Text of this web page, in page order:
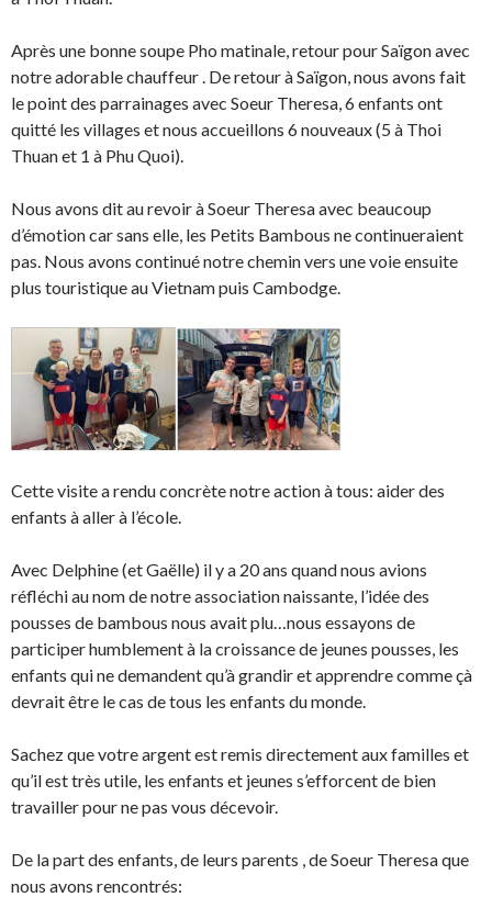
Après une bonne soupe Pho matinale, retour pour Saïgon avec
notre adorable chauffeur . De retour à Saïgon, nous avons fait
le point des parrainages avec Soeur Theresa, 6 enfants ont
quitté les villages et nous accueillons 6 nouveaux (5 à Thoi
Thuan et 1 à Phu Quoi).
Nous avons dit au revoir à Soeur Theresa avec beaucoup
d’émotion car sans elle, les Petits Bambous ne continueraient
pas. Nous avons continué notre chemin vers une voie ensuite
plus touristique au Vietnam puis Cambodge.
Cette visite a rendu concrète notre action à tous: aider des
enfants à aller à l’école.
Avec Delphine (et Gaëlle) il y a 20 ans quand nous avions
réfléchi au nom de notre association naissante, l’idée des
pousses de bambous nous avait plu…nous essayons de
participer humblement à la croissance de jeunes pousses, les
enfants qui ne demandent qu’à grandir et apprendre comme çà
devrait être le cas de tous les enfants du monde.
Sachez que votre argent est remis directement aux familles et
qu’il est très utile, les enfants et jeunes s’efforcent de bien
travailler pour ne pas vous décevoir.
De la part des enfants, de leurs parents , de Soeur Theresa que
nous avons rencontrés: